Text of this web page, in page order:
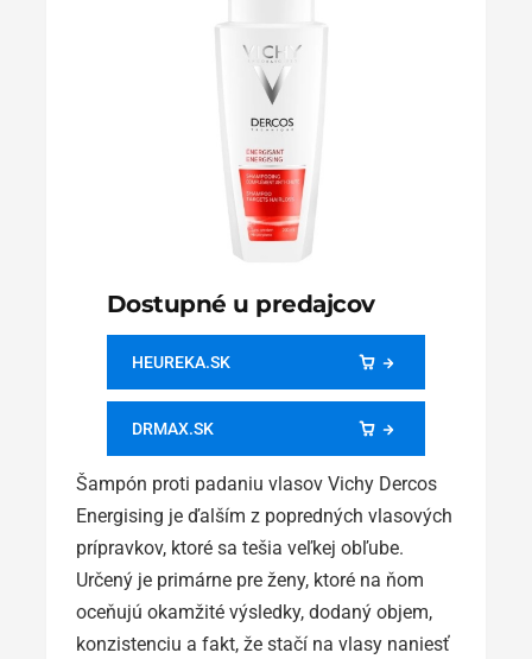
Dostupné u predajcov
HEUREKA.SK
DRMAX.SK
Šampón proti padaniu vlasov Vichy Dercos
Energising je ďalším z popredných vlasových
prípravkov, ktoré sa tešia veľkej obľube.
Určený je primárne pre ženy, ktoré na ňom
oceňujú okamžité výsledky, dodaný objem,
konzistenciu a fakt, že stačí na vlasy naniesť